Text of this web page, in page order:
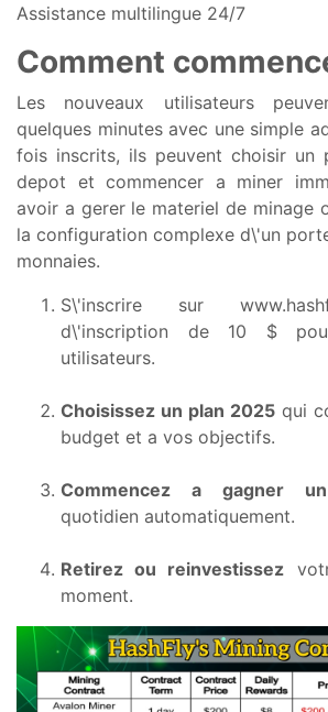
Assistance multilingue 24/7
Comment
Les nouveaux utilisateurs
quelques minutes avec une simple
fois inscrits, ils peuvent choisir un
depot et commencer a miner
avoir a gerer le materiel de minage
la configuration complexe d\'un
monnaies.
S\'inscrire sur
d\'inscription de 10 $
utilisateurs.
Choisissez un plan 2025 qui
budget et a vos objectifs.
Commencez a gagner un
quotidien automatiquement.
Retirez ou reinvestissez
moment.